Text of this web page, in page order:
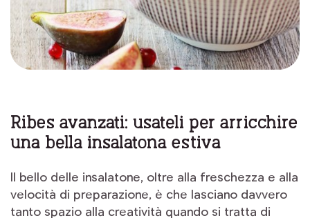
Ribes avanzati: usateli per arricchire
una bella insalatona estiva
Il bello delle insalatone, oltre alla freschezza e alla
velocità di preparazione, è che lasciano davvero
tanto spazio alla creatività quando si tratta di